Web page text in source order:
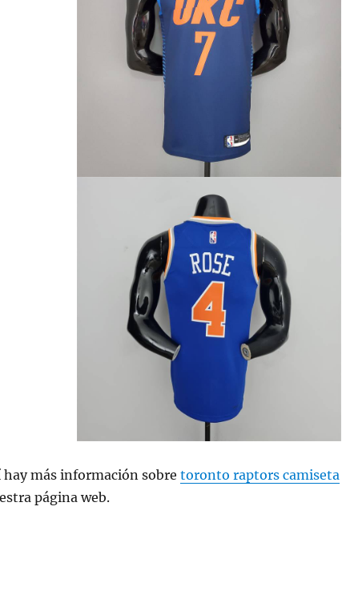
hay más información sobretoronto raptors camiseta
página web.